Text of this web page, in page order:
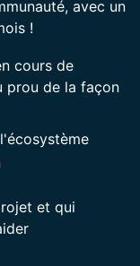
avec un
!
cours de
prou de la façon
et qui